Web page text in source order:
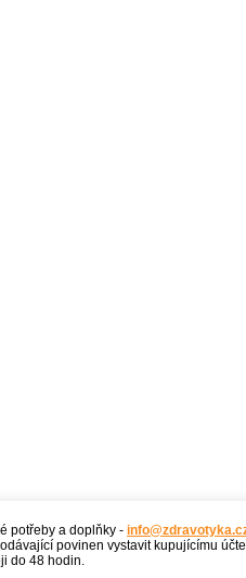
potřeby a doplňky -
povinen vystavit kupujícímu
do 48 hodin.